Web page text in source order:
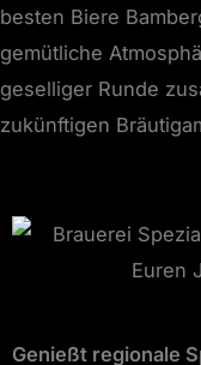
besten Biere
gemütliche
geselliger Runde
zukünftigen
Genießt regionale